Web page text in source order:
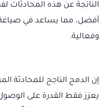
الناتجة عن هذه المحادثات
أفضل، مما يساعد في
وفعالية.
إن الدمج الناجح للمحادثة
يعزز فقط القدرة على